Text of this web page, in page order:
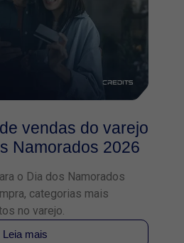
vendas do varejo
Namorados 2026
o Dia dos Namorados
categorias mais
no varejo.
Leia mais